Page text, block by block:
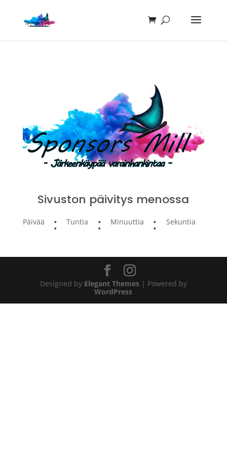
Sivuston päivitys menossa
Päivää : Tuntia : Minuuttia : Sekuntia
Designed by Elegant Themes| Powered by
WordPress